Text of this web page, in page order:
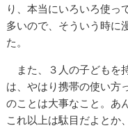
り、本当にいろいろ使っ
多いので、そういう時に
た。
また、３人の子どもを
は、やはり携帯の使い方
のことは大事なこと。あ
これ以上は駄目だよとか